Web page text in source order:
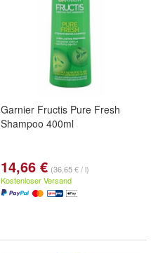
Garnier Fructis Pure Fresh
Shampoo 400ml
14,66 € (36,65 € / l)
Kostenloser Versand